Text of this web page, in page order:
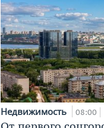
Недвижимость 08:00